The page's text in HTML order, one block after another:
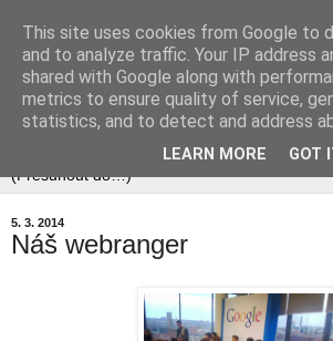
5. 3. 2014
Náš webranger
This site uses cookies from Google to
and to analyze traffic. Your IP address
shared with Google along with
metrics to ensure quality of service,
statistics, and to detect and address
LEARN MORE GOT